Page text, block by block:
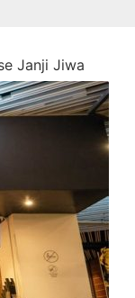
Janji Jiwa